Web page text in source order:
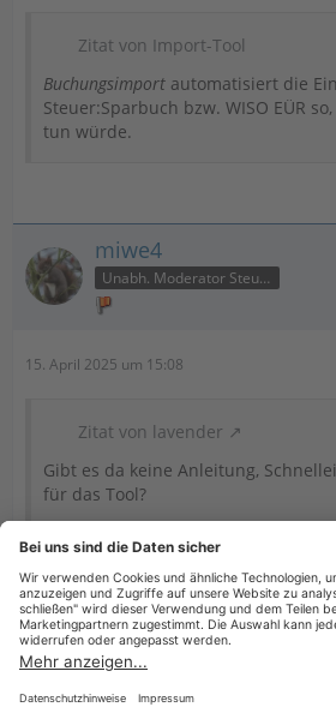
Zitat von Import-Tool
Buchungsimport automatisiert die
Steuer:Sparbuch bzw. WISO EÜR
tun würde.
miwe4
Unabh. Moderator Steuer
15. April 2025 um 15:08
Zitat von lavender
Gibt es da keine Anleitung,
für das Tool?
Ich kenne nur das Handbuch für WISO
müsste ich auch suchen oder den
WISO Steuer ist definitiv keine
weitesten Sinne.